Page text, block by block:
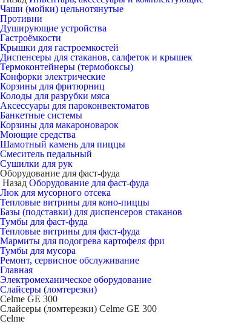
Чаши (мойки) цельнотянутые
Противни
Душирующие устройства
Гастроёмкости
Крышки для гастроемкостей
Диспенсеры для стаканов, салфеток и крышек
Термоконтейнеры (термобоксы)
Конфорки электрические
Корзины для фритюрниц
Колоды для разрубки мяса
Аксессуары для пароконвектоматов
Банкетные системы
Корзины для макароноварок
Моющие средства
Шамотный камень для пиццы
Смеситель педальный
Сушилки для рук
Оборудование для фаст-фуда
Назад Оборудование для фаст-фуда
Люк для мусорного отсека
Тепловые витрины для коно-пиццы
Базы (подставки) для диспенсеров стаканов
Тумбы для фаст-фуда
Тепловые витрины для фаст-фуда
Мармиты для подогрева картофеля фри
Тумбы для мусора
Ремонт, сервисное обслуживание
Главная
Электромеханическое оборудование
Слайсеры (ломтерезки)
Celme GE 300
Слайсеры (ломтерезки) Celme GE 300
Celme